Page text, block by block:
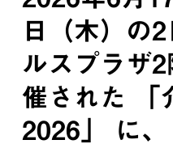
日（木）の
ルスプラザ
催された 「
2026」 に、